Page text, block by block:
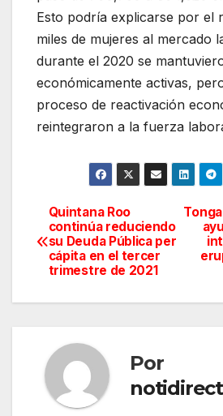
Esto podría explicarse por el
miles de mujeres al mercado
durante el 2020 se
económicamente activas,
proceso de reactivación
reintegraron a la fuerza
Navegación
de
Quintana Roo
continúa reduciendo
su Deuda Pública per
cápita en el tercer
trimestre de 2021
Por